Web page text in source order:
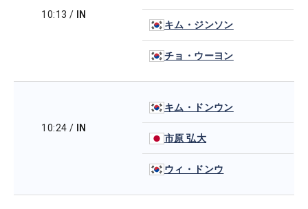
10:13 /
IN
キム・ジンソン
チョ・ウーヨン
10:24 / IN
キム・ドンウン
市原 弘大
ウィ・ドンウ